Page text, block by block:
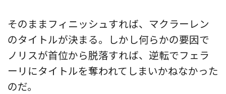
そのままフィニッシュすれば、マクラーレン
のタイトルが決まる。しかし何らかの要因で
ノリスが首位から脱落すれば、逆転でフェラ
ーリにタイトルを奪われてしまいかねなかった
のだ。